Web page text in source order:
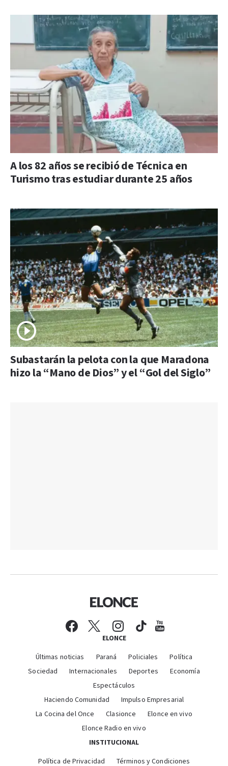
A los 82 años se recibió de Técnica en
Turismo tras estudiar durante 25 años
Subastarán la pelota con la que Maradona
hizo la “Mano de Dios” y el “Gol del Siglo”
ELONCE
Últimas noticias Paraná Policiales
Política
Sociedad
Internacionales Deportes
Economía
Espectáculos
Haciendo Comunidad
Impulso Empresarial
La Cocina del Once
Clasionce
Elonce en vivo
Elonce Radio en vivo
INSTITUCIONAL
Política de Privacidad Términos y Condiciones